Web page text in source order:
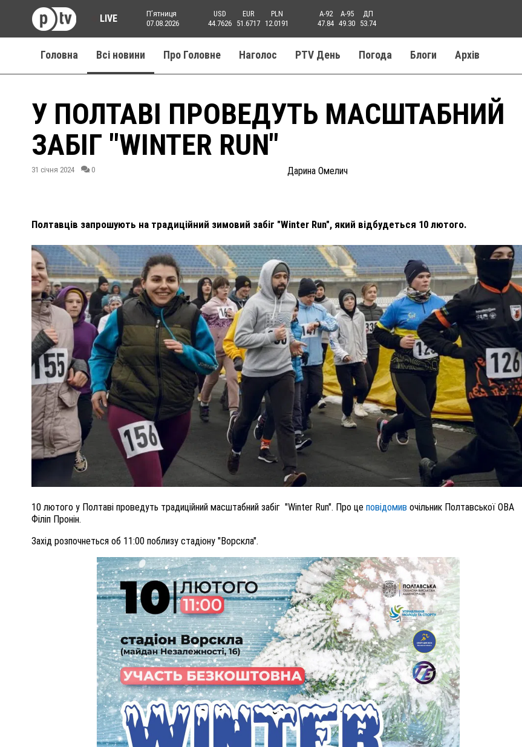
LIVE
Пʼятниця
07.08.2026
USD
44.7626
EUR
51.6717
PLN
12.0191
A-92
47.84
A-95
49.30
ДП
53.74
Головна Всі новини Про Головне Наголос PTV День Погода Блоги Aрхів
У ПОЛТАВІ ПРОВЕДУТЬ МАСШТАБНИЙ
ЗАБІГ "WINTER RUN"
31 січня 2024 0 Дарина Омелич
Полтавців запрошують на традиційний зимовий забіг "Winter Run", який відбудеться 10 лютого.
10 лютого у Полтаві проведуть традиційний масштабний забіг "Winter Run". Про це повідомив очільник Полтавської ОВА
Філіп Пронін.
Захід розпочнеться об 11:00 поблизу стадіону "Ворскла".
ПОЛІЦІЯ ПОЛТАВЩИНИ РОЗШУКУЄ 62-РІЧНУ
ЛЮДМИЛУ ТИМЧЕНКО
26 листопада 2025
ВНАСЛІДОК ПОРАНЕНЬ, ОТРИМАНИХ НА ВІЙНІ,
ПОМЕР ВОЇН ЮРІЙ ВОЙТИК
25 листопада 2025